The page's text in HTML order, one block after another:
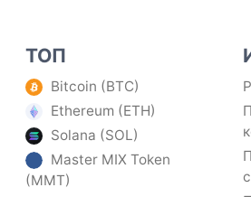
ТОП
Bitcoin (BTC)
Ethereum (ETH)
Solana (SOL)
Master MIX Token
(MMT)